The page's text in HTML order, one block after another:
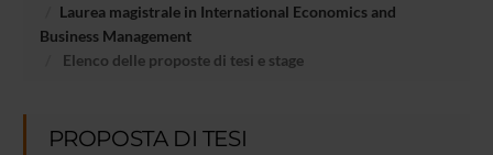
Laurea magistrale in International Economics and
Business Management
Elenco delle proposte di tesi e stage
PROPOSTA DI TESI